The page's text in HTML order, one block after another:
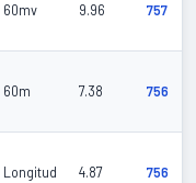
60mv 9.96 757
60m 7.38 756
Longitud 4.87 756